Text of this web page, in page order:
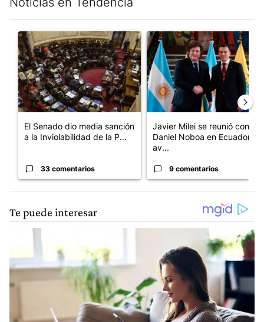
Un artículo de tendencia con el título "El Senado dio media
El Senado dio media sanción
a la Inviolabilidad de la P...
33 comentarios
Un artículo de tendencia con
Javier Milei se reunió con
Daniel Noboa en Ecuador y
av...
9 comentarios